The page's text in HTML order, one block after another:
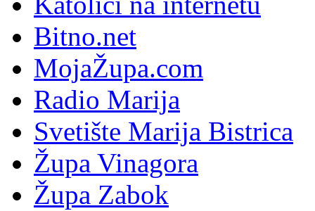
Bitno.net
MojaŽupa.com
Radio Marija
Svetište Marija Bistrica
Župa Vinagora
Župa Zabok